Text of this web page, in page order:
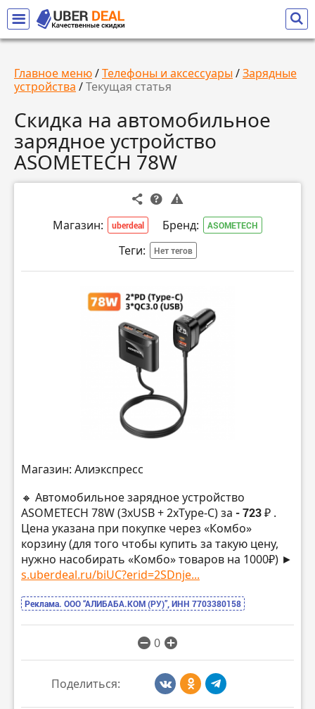
Главное меню/Телефоны и аксессуары /Зарядные
устройства /Текущая статья
Скидка на автомобильное
зарядное устройство
ASOMETECH 78W
Магазин: uberdeal Бренд: ASOMETECH
Теги: Нет тегов
Магазин: Алиэкспресс
🔸 Автомобильное зарядное устройство
ASOMETECH 78W (3xUSB + 2xType-C) за - 723 ₽ .
Цена указана при покупке через «Комбо»
корзину (для того чтобы купить за такую цену,
нужно насобирать «Комбо» товаров на 1000₽) ►
s.uberdeal.ru/biUC?erid=2SDnje...
Реклама. ООО “АЛИБАБА.КОМ (РУ)”, ИНН 7703380158
0
Поделиться: